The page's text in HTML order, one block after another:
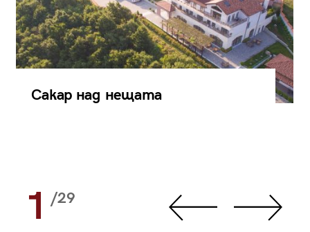
Сакар над нещата
1 /29